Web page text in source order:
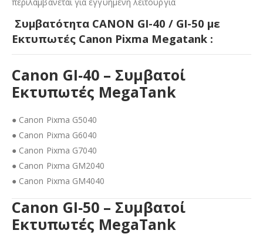
Συμβατότητα CANON GI-40 / GI-50 με
Εκτυπωτές Canon Pixma Megatank :
Canon GI‑40 – Συμβατοί
Εκτυπωτές MegaTank
● Canon Pixma G5040
● Canon Pixma G6040
● Canon Pixma G7040
● Canon Pixma GM2040
● Canon Pixma GM4040
Canon GI‑50 – Συμβατοί
Εκτυπωτές MegaTank